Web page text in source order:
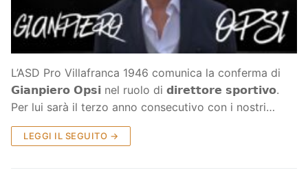
L’ASD Pro Villafranca 1946 comunica la conferma di
𝗚𝗶𝗮𝗻𝗽𝗶𝗲𝗿𝗼 𝗢𝗽𝘀𝗶 nel ruolo di 𝗱𝗶𝗿𝗲𝘁𝘁𝗼𝗿𝗲 𝘀𝗽𝗼𝗿𝘁𝗶𝘃𝗼.
Per lui sarà il terzo anno consecutivo con i nostri…
LEGGI IL SEGUITO →